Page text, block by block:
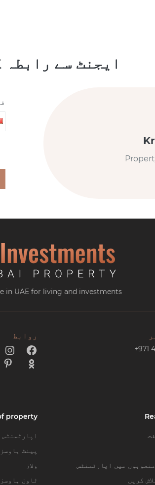
ایجنٹ سے رابطہ
in UAE for living and investments
+971
روابط
میں اپارٹمنٹس
کریں
property
اپارٹمنٹس
پینٹ ہاوسز
ولاز
ٹاون ہاوسز